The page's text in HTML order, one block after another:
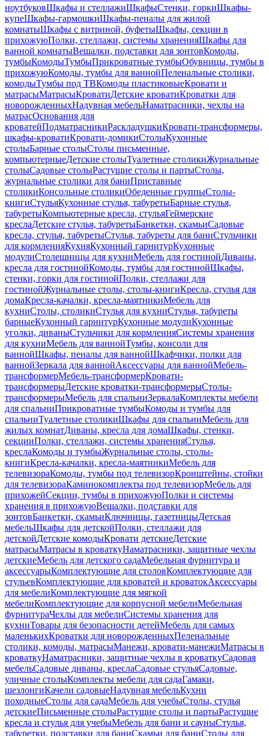
ноутбуковШкафы и стеллажиШкафыСтенки, горкиШкафы-
купеШкафы-гармошкиШкафы-пеналы для жилой
комнатыШкафы с витриной, буфетыШкафы, секции в
прихожуюПолки, стеллажи, системы храненияШкафы для
ванной комнатыВешалки, подставки для зонтовКомоды,
тумбыКомодыТумбыПрикроватные тумбыОбувницы, тумбы в
прихожуюКомоды, тумбы для ваннойПеленальные столики,
комодыТумбы под ТВКомоды пластиковыеКровати и
матрасыМатрасыКроватиДетские кроватиКроватки для
новорожденныхНадувная мебельНаматрасники, чехлы на
матрасОснования для
кроватейПодматрасникиРаскладушкиКровати-трансформеры,
шкафы-кроватиКровати-домикиСтолыКухонные
столыБарные столыСтолы письменные,
компьютерныеДетские столыТуалетные столикиЖурнальные
столыСадовые столыРастущие столы и партыСтолы,
журнальные столики для баниПриставные
столикиКонсольные столикиОбеденные группыСтолы-
книгиСтульяКухонные стулья, табуретыБарные стулья,
табуретыКомпьютерные кресла, стульяГеймерские
креслаДетские стулья, табуретыБанкетки, скамьиСадовые
кресла, стулья, табуретыСтулья, табуреты для баниСтульчики
для кормленияКухняКухонный гарнитурКухонные
модулиСтолешницы для кухниМебель для гостинойДиваны,
кресла для гостинойКомоды, тумбы для гостинойШкафы,
стенки, горки для гостинойПолки, стеллажи для
гостинойЖурнальные столы, столы-книгиКресла, стулья для
домаКресла-качалки, кресла-маятникиМебель для
кухниСтолы, столикиСтулья для кухниСтулья, табуреты
барныеКухонный гарнитурКухонные модулиКухонные
уголки, диваныСтульчики для кормленияСистемы хранения
для кухниМебель для ваннойТумбы, консоли для
ваннойШкафы, пеналы для ваннойШкафчики, полки для
ваннойЗеркала для ваннойАксессуары для ваннойМебель-
трансформерМебель-трансформерКровати-
трансформерыДетские кроватки-трансформерыСтолы-
трансформерыМебель для спальниЗеркалаКомплекты мебели
для спальниПрикроватные тумбыКомоды и тумбы для
спальниТуалетные столикиШкафы для спальниМебель для
жилых комнатДиваны, кресла для домаШкафы, стенки,
секцииПолки, стеллажи, системы храненияСтулья,
креслаКомоды и тумбыЖурнальные столы, столы-
книгиКресла-качалки, кресла-маятникиМебель для
телевизораКомоды, тумбы под телевизорКронштейны, стойки
для телевизораКаминокомплекты под телевизорМебель для
прихожейСекции, тумбы в прихожуюПолки и системы
хранения в прихожуюВешалки, подставки для
зонтовБанкетки, скамьиКлючницы, газетницыДетская
мебельШкафы для детскойПолки, стеллажи для
детскойДетские комодыКровати детскиеДетские
матрасыМатрасы в кроваткуНаматрасники, защитные чехлы
детскиеМебель для детского садаМебельная фурнитура и
аксессуарыКомплектующие для столовКомплектующие для
стульевКомплектующие для кроватей и кроватокАксессуары
для мебелиКомплектующие для мягкой
мебелиКомплектующие для корпусной мебелиМебельная
фурнитураЧехлы для мебелиСистемы хранения для
кухниТовары для безопасности детейМебель для самых
маленькихКроватки для новорожденныхПеленальные
столики, комоды, матрасыМанежи, кровати-манежиМатрасы в
кроваткуНаматрасники, защитные чехлы в кроваткуСадовая
мебельСадовые диваны, креслаСадовые стульяСадовые,
уличные столыКомплекты мебели для садаГамаки,
шезлонгиКачели садовыеНадувная мебельКухни
походныеСтолы для садаМебель для учебыСтолы, стулья
детскиеПисьменные столыРастущие столы и партыРастущие
кресла и стулья для учебыМебель для бани и сауныСтулья,
табуретки, подставки для баниСкамьи для баниСтолы для